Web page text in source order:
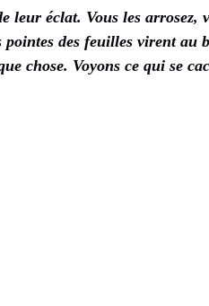
leur éclat. Vous les arrosez,
des feuilles virent au
chose. Voyons ce qui se